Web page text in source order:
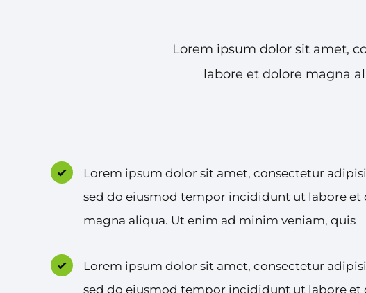
Lorem ipsum dolor sit amet,
labore et dolore magna
Lorem ipsum dolor sit amet, consectetur
sed do eiusmod tempor incididunt ut labore et
magna aliqua. Ut enim ad minim veniam, quis
Lorem ipsum dolor sit amet, consectetur
sed do eiusmod tempor incididunt ut labore et